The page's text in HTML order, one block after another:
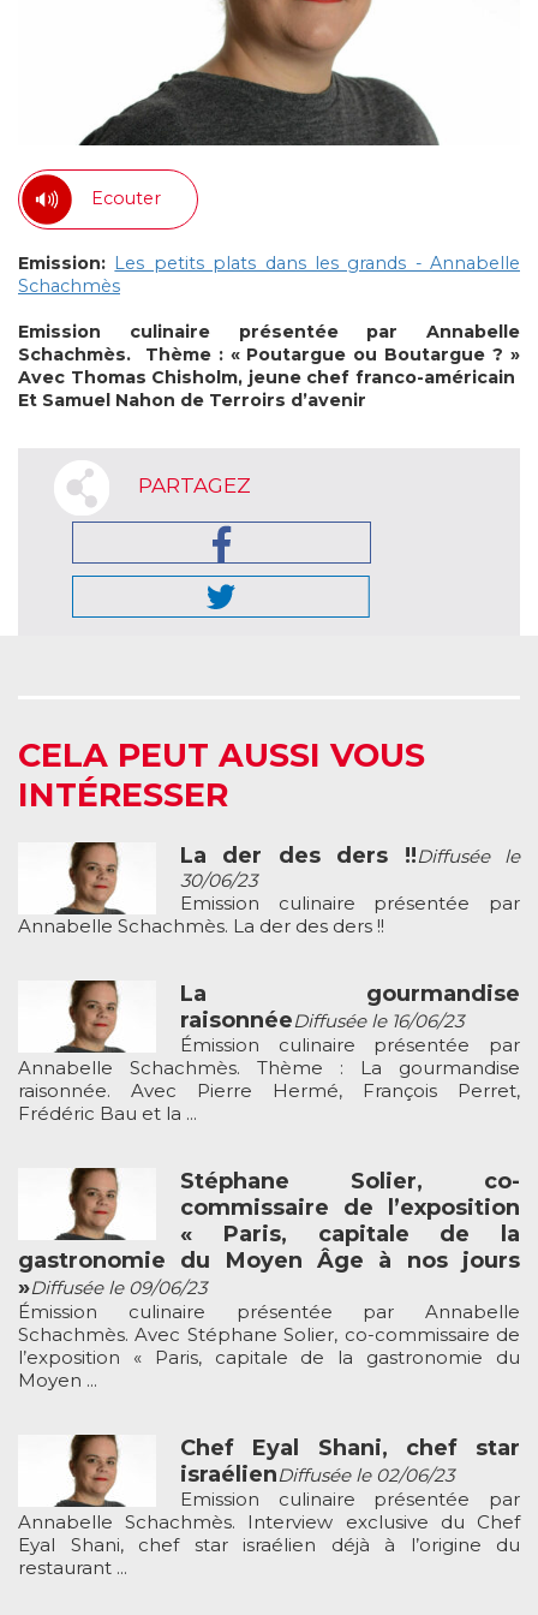
Ecouter
Emission: Les petits plats dans les grands - Annabelle
Schachmès
Emission culinaire présentée par Annabelle
Schachmès.
Thème : « Poutargue ou Boutargue ? »
Avec Thomas Chisholm, jeune chef franco-américain
Et Samuel Nahon de Terroirs d’avenir
PARTAGEZ
CELA PEUT AUSSI VOUS
INTÉRESSER
La der des ders !!Diffusée le
30/06/23
Emission culinaire présentée par
Annabelle Schachmès. La der des ders !!
La gourmandise
raisonnéeDiffusée le 16/06/23
Émission culinaire présentée par
Annabelle Schachmès. Thème : La gourmandise
raisonnée. Avec Pierre Hermé, François Perret,
Frédéric Bau et la ...
Stéphane Solier, co-
commissaire de l’exposition
« Paris, capitale de la
gastronomie du Moyen Âge à nos jours
»Diffusée le 09/06/23
Émission culinaire présentée par Annabelle
Schachmès. Avec Stéphane Solier, co-commissaire de
l’exposition « Paris, capitale de la gastronomie du
Moyen ...
Chef Eyal Shani, chef star
israélienDiffusée le 02/06/23
Emission culinaire présentée par
Annabelle Schachmès. Interview exclusive du Chef
Eyal Shani, chef star israélien déjà à l’origine du
restaurant ...